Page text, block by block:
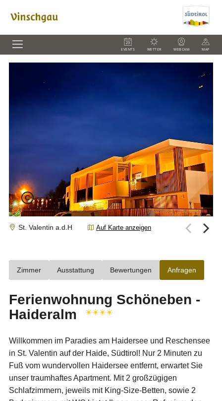
EVENTS WETTER WEBCAM MAP